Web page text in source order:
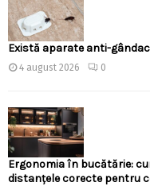
Există aparate anti-
4 august 2026 0
Ergonomia în bucătărie:
distanțele corecte pentru